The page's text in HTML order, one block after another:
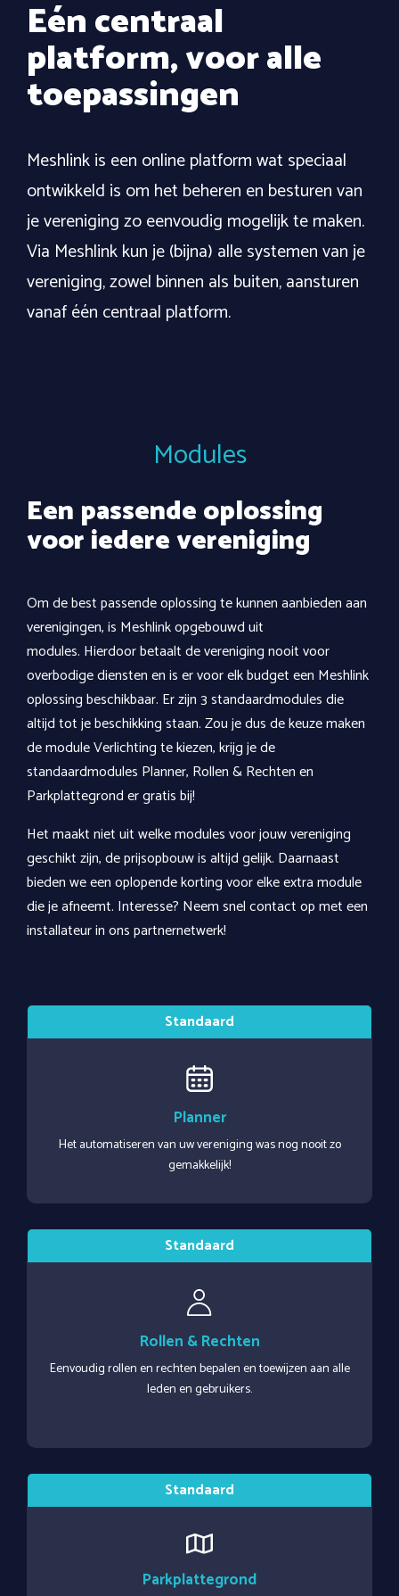
Eén centraal
platform, voor alle
toepassingen
Meshlink is een online platform wat speciaal
ontwikkeld is om het beheren en besturen van
je vereniging zo eenvoudig mogelijk te maken.
Via Meshlink kun je (bijna) alle systemen van je
vereniging, zowel binnen als buiten, aansturen
vanaf één centraal platform.
Modules
Een passende oplossing
voor iedere vereniging
Om de best passende oplossing te kunnen aanbieden aan
verenigingen, is Meshlink opgebouwd uit
modules. Hierdoor betaalt de vereniging nooit voor
overbodige diensten en is er voor elk budget een Meshlink
oplossing beschikbaar. Er zijn 3 standaardmodules die
altijd tot je beschikking staan. Zou je dus de keuze maken
de module Verlichting te kiezen, krijg je de
standaardmodules Planner, Rollen & Rechten en
Parkplattegrond er gratis bij!
Het maakt niet uit welke modules voor jouw vereniging
geschikt zijn, de prijsopbouw is altijd gelijk. Daarnaast
bieden we een oplopende korting voor elke extra module
die je afneemt. Interesse? Neem snel contact op met een
installateur in ons partnernetwerk!
Planner
Het automatiseren van uw vereniging was nog nooit zo
gemakkelijk!
Rollen & Rechten
Eenvoudig rollen en rechten bepalen en toewijzen aan alle
leden en gebruikers.
Parkplattegrond